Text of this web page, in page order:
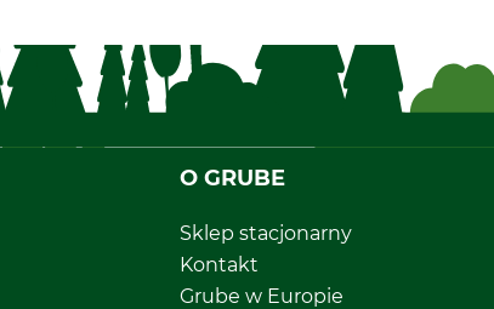
O GRUBE
Sklep stacjonarny
Kontakt
Grube w Europie